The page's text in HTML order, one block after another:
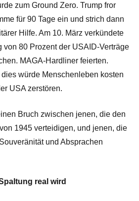
zum Ground Zero. Trump fror
für 90 Tage ein und strich dann
Hilfe. Am 10. März verkündete
von 80 Prozent der USAID-Verträge
MAGA-Hardliner feierten.
würde Menschenleben kosten
USA zerstören.
Bruch zwischen jenen, die den
1945 verteidigen, und jenen, die
und Absprachen
real wird